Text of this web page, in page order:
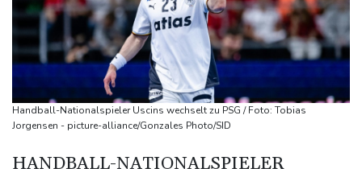
"nationalen Kraftakt"
Infantinos Investorenplan: FIFA-Experte fordert Aufarbeitung
Biathlon-Olympiasieger Jacquelin wird Teilzeit-Radprofi
Kircher: VAR nicht "zu kleinteilig" einsetzen
Kreise: Türkei will mit Pakistan und Saudi-Arabien
Verteidigungspakt schließen
Handball-Nationalspieler Uscins wechselt zu PSG / Foto: Tobias
Jorgensen - picture-alliance/Gonzales Photo/SID
HANDBALL-NATIONALSPIELER